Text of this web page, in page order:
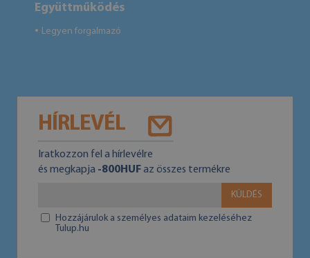
Együttműködés
● Legyen forgalmazó
HÍRLEVÉL
Iratkozzon fel a hírlevélre
és megkapja -800HUFaz összes termékre
KÜLDÉS
Hozzájárulok a személyes adataim kezeléséhez
Tulup.hu